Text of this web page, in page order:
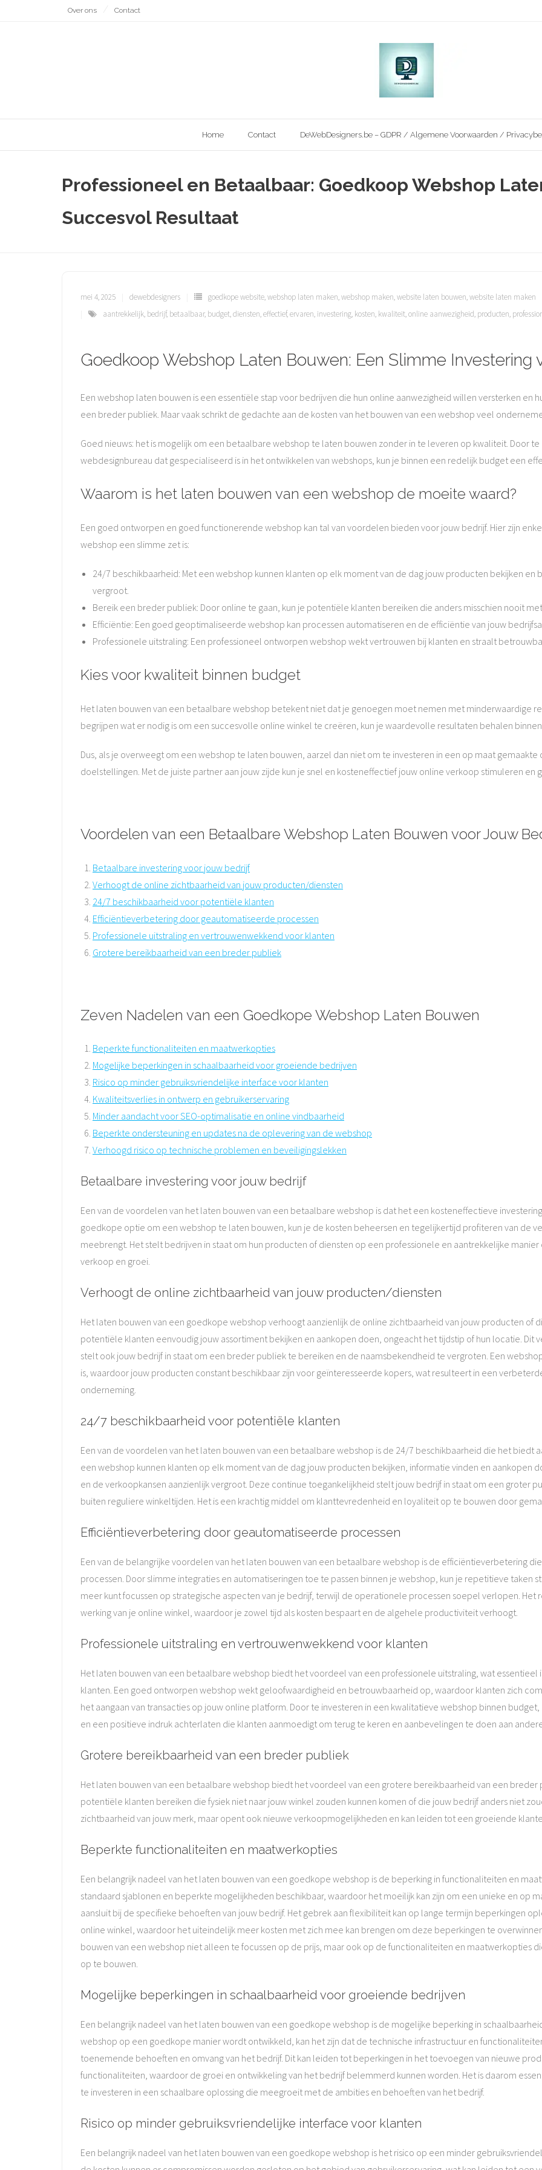
Over ons Contact
Home Contact DeWebDesigners.be – GDPR / Algemene Voorwaarden /
Professioneel en Betaalbaar: Goedkoop Webshop
Succesvol Resultaat
mei 4, 2025 dewebdesigners goedkope website,webshop laten maken,webshop maken,website laten bouwen,website laten maken
aantrekkelijk, bedrijf, betaalbaar, budget,diensten,effectief,ervaren, investering, kosten, kwaliteit,online aanwezigheid, producten,
Goedkoop Webshop Laten Bouwen: Een Slimme Investering
Een webshop laten bouwen is een essentiële stap voor bedrijven die hun online aanwezigheid willen versterken en
een breder publiek. Maar vaak schrikt de gedachte aan de kosten van het bouwen van een webshop veel
Goed nieuws: het is mogelijk om een betaalbare webshop te laten bouwen zonder in te leveren op kwaliteit. Door
webdesignbureau dat gespecialiseerd is in het ontwikkelen van webshops, kun je binnen een redelijk budget een
Waarom is het laten bouwen van een webshop de moeite waard?
Een goed ontworpen en goed functionerende webshop kan tal van voordelen bieden voor jouw bedrijf. Hier zijn
webshop een slimme zet is:
24/7 beschikbaarheid: Met een webshop kunnen klanten op elk moment van de dag jouw producten bekijken en
vergroot.
Bereik een breder publiek: Door online te gaan, kun je potentiële klanten bereiken die anders misschien nooit
Efficiëntie: Een goed geoptimaliseerde webshop kan processen automatiseren en de efficiëntie van jouw
Professionele uitstraling: Een professioneel ontworpen webshop wekt vertrouwen bij klanten en straalt
Kies voor kwaliteit binnen budget
Het laten bouwen van een betaalbare webshop betekent niet dat je genoegen moet nemen met minderwaardige
begrijpen wat er nodig is om een succesvolle online winkel te creëren, kun je waardevolle resultaten behalen
Dus, als je overweegt om een webshop te laten bouwen, aarzel dan niet om te investeren in een op maat
doelstellingen. Met de juiste partner aan jouw zijde kun je snel en kosteneffectief jouw online verkoop stimuleren en
Voordelen van een Betaalbare Webshop Laten Bouwen voor Jouw
Betaalbare investering voor jouw bedrijf
Verhoogt de online zichtbaarheid van jouw producten/diensten
24/7 beschikbaarheid voor potentiële klanten
Efficiëntieverbetering door geautomatiseerde processen
Professionele uitstraling en vertrouwenwekkend voor klanten
Grotere bereikbaarheid van een breder publiek
Zeven Nadelen van een Goedkope Webshop Laten Bouwen
Beperkte functionaliteiten en maatwerkopties
Mogelijke beperkingen in schaalbaarheid voor groeiende bedrijven
Risico op minder gebruiksvriendelijke interface voor klanten
Kwaliteitsverlies in ontwerp en gebruikerservaring
Minder aandacht voor SEO-optimalisatie en online vindbaarheid
Beperkte ondersteuning en updates na de oplevering van de webshop
Verhoogd risico op technische problemen en beveiligingslekken
Betaalbare investering voor jouw bedrijf
Een van de voordelen van het laten bouwen van een betaalbare webshop is dat het een kosteneffectieve
goedkope optie om een webshop te laten bouwen, kun je de kosten beheersen en tegelijkertijd profiteren van de
meebrengt. Het stelt bedrijven in staat om hun producten of diensten op een professionele en aantrekkelijke
verkoop en groei.
Verhoogt de online zichtbaarheid van jouw producten/diensten
Het laten bouwen van een goedkope webshop verhoogt aanzienlijk de online zichtbaarheid van jouw producten of
potentiële klanten eenvoudig jouw assortiment bekijken en aankopen doen, ongeacht het tijdstip of hun locatie. Dit
stelt ook jouw bedrijf in staat om een breder publiek te bereiken en de naamsbekendheid te vergroten. Een
is, waardoor jouw producten constant beschikbaar zijn voor geïnteresseerde kopers, wat resulteert in een
onderneming.
24/7 beschikbaarheid voor potentiële klanten
Een van de voordelen van het laten bouwen van een betaalbare webshop is de 24/7 beschikbaarheid die het biedt
een webshop kunnen klanten op elk moment van de dag jouw producten bekijken, informatie vinden en aankopen
en de verkoopkansen aanzienlijk vergroot. Deze continue toegankelijkheid stelt jouw bedrijf in staat om een groter
buiten reguliere winkeltijden. Het is een krachtig middel om klanttevredenheid en loyaliteit op te bouwen door
Efficiëntieverbetering door geautomatiseerde processen
Een van de belangrijke voordelen van het laten bouwen van een betaalbare webshop is de efficiëntieverbetering
processen. Door slimme integraties en automatiseringen toe te passen binnen je webshop, kun je repetitieve taken
meer kunt focussen op strategische aspecten van je bedrijf, terwijl de operationele processen soepel verlopen.
werking van je online winkel, waardoor je zowel tijd als kosten bespaart en de algehele productiviteit verhoogt.
Professionele uitstraling en vertrouwenwekkend voor klanten
Het laten bouwen van een betaalbare webshop biedt het voordeel van een professionele uitstraling, wat
klanten. Een goed ontworpen webshop wekt geloofwaardigheid en betrouwbaarheid op, waardoor klanten zich
het aangaan van transacties op jouw online platform. Door te investeren in een kwalitatieve webshop binnen
en een positieve indruk achterlaten die klanten aanmoedigt om terug te keren en aanbevelingen te doen aan
Grotere bereikbaarheid van een breder publiek
Het laten bouwen van een betaalbare webshop biedt het voordeel van een grotere bereikbaarheid van een breder
potentiële klanten bereiken die fysiek niet naar jouw winkel zouden kunnen komen of die jouw bedrijf anders niet
zichtbaarheid van jouw merk, maar opent ook nieuwe verkoopmogelijkheden en kan leiden tot een groeiende
Beperkte functionaliteiten en maatwerkopties
Een belangrijk nadeel van het laten bouwen van een goedkope webshop is de beperking in functionaliteiten en
standaard sjablonen en beperkte mogelijkheden beschikbaar, waardoor het moeilijk kan zijn om een unieke en op
aansluit bij de specifieke behoeften van jouw bedrijf. Het gebrek aan flexibiliteit kan op lange termijn beperkingen
online winkel, waardoor het uiteindelijk meer kosten met zich mee kan brengen om deze beperkingen te
bouwen van een webshop niet alleen te focussen op de prijs, maar ook op de functionaliteiten en maatwerkopties
op te bouwen.
Mogelijke beperkingen in schaalbaarheid voor groeiende bedrijven
Een belangrijk nadeel van het laten bouwen van een goedkope webshop is de mogelijke beperking in
webshop op een goedkope manier wordt ontwikkeld, kan het zijn dat de technische infrastructuur en
toenemende behoeften en omvang van het bedrijf. Dit kan leiden tot beperkingen in het toevoegen van nieuwe
functionaliteiten, waardoor de groei en ontwikkeling van het bedrijf belemmerd kunnen worden. Het is daarom
te investeren in een schaalbare oplossing die meegroeit met de ambities en behoeften van het bedrijf.
Risico op minder gebruiksvriendelijke interface voor klanten
Een belangrijk nadeel van het laten bouwen van een goedkope webshop is het risico op een minder